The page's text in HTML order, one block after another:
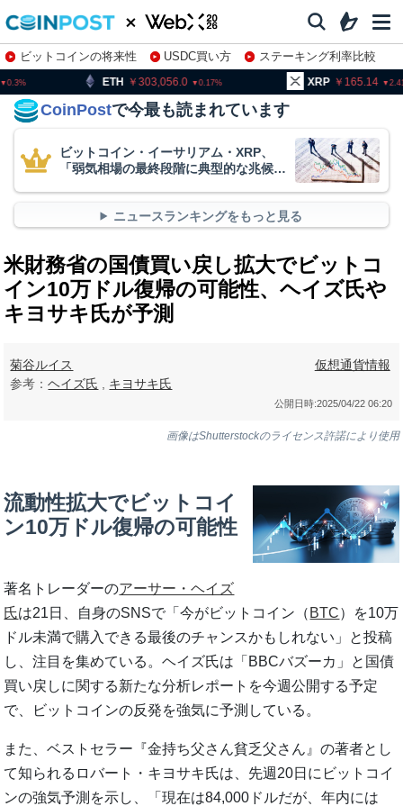
ビットコインの将来性 USDC買い方
ステーキング利率比較
株特集・関連銘柄
303,056.0 0.17 XRP BNB
CoinPostで今最も読まれています
ビットコイン・イーサリアム・XRP、
「弱気相場の最終段階に典型的な兆候」
ニュースランキングをもっと見る
米財務省の国債買い戻し拡大でビットコ
イン10万ドル復帰の可能性、ヘイズ氏や
キヨサキ氏が予測
菊谷ルイス
参考：ヘイズ氏 キヨサキ氏
仮想通貨情報
公開日時:2025/04/22 06:20
画像はShutterstockのライセンス許諾により使用
流動性拡大でビットコイ
ン10万ドル復帰の可能性
著名トレーダーのアーサー・ヘイズ
氏は21日、自身のSNSで「今がビットコイン（ BTC）を10万
ドル未満で購入できる最後のチャンスかもしれない」と投稿
し、注目を集めている。ヘイズ氏は「BBCバズーカ」と国債
買い戻しに関する新たな分析レポートを今週公開する予定
で、ビットコインの反発を強気に予測している。
また、ベストセラー『金持ち父さん貧乏父さん』の著者とし
て知られるロバート・キヨサキ氏は、先週20日にビットコイ
ンの強気予測を示し、「現在は84,000ドルだが、年内には